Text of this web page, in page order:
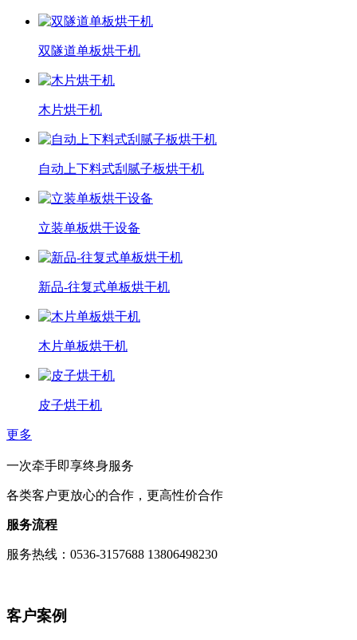
双隧道单板烘干机
木片烘干机
自动上下料式刮腻子板烘干机
立装单板烘干设备
新品-往复式单板烘干机
木片单板烘干机
皮子烘干机
更多
一次牵手即享终身服务
各类客户更放心的合作，更高性价合作
服务流程
服务热线：0536-3157688 13806498230
客户案例